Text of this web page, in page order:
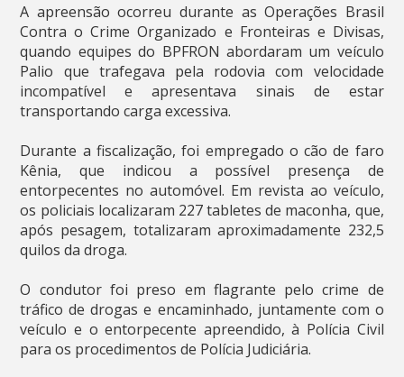
A apreensão ocorreu durante as Operações Brasil
Contra o Crime Organizado e Fronteiras e Divisas,
quando equipes do BPFRON abordaram um veículo
Palio que trafegava pela rodovia com velocidade
incompatível e apresentava sinais de estar
transportando carga excessiva.
Durante a fiscalização, foi empregado o cão de faro
Kênia, que indicou a possível presença de
entorpecentes no automóvel. Em revista ao veículo,
os policiais localizaram 227 tabletes de maconha, que,
após pesagem, totalizaram aproximadamente 232,5
quilos da droga.
O condutor foi preso em flagrante pelo crime de
tráfico de drogas e encaminhado, juntamente com o
veículo e o entorpecente apreendido, à Polícia Civil
para os procedimentos de Polícia Judiciária.